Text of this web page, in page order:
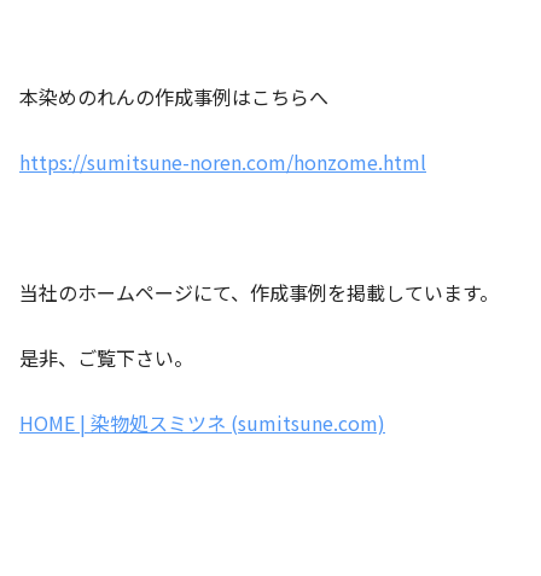
本染めのれんの作成事例はこちらへ
https://sumitsune-noren.com/honzome.html
当社のホームページにて、作成事例を掲載しています。
是非、ご覧下さい。
HOME | 染物処スミツネ (sumitsune.com)